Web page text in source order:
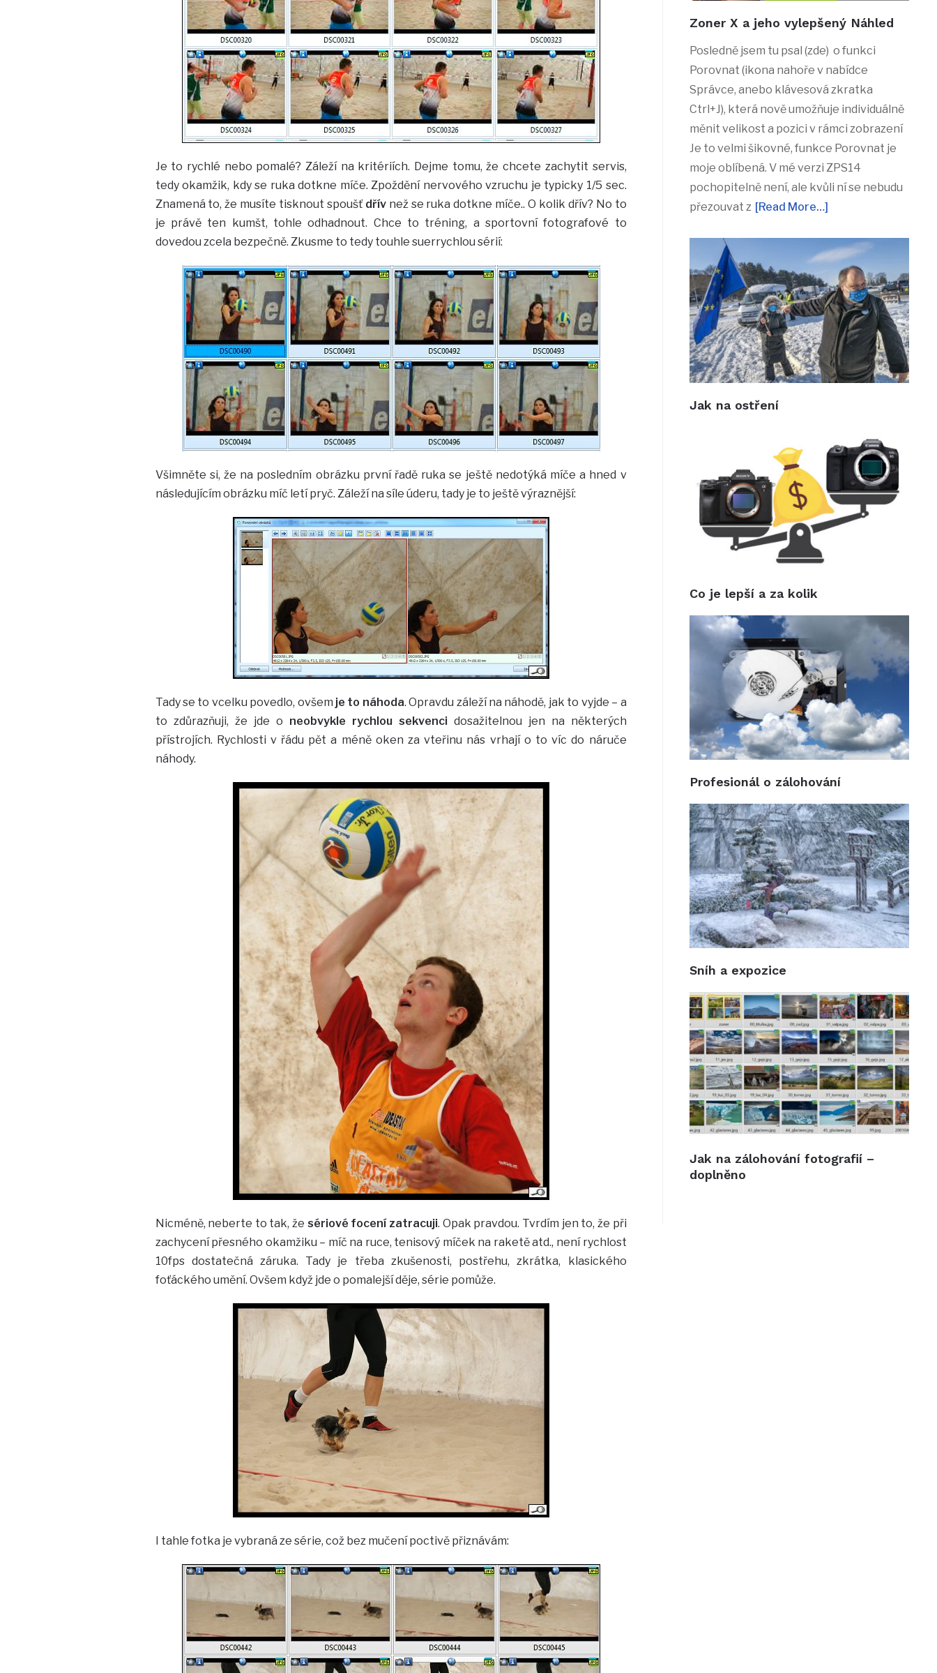
Je to rychlé nebo pomalé? Záleží na kritériích. Dejme tomu, že chcete zachytit servis,
tedy okamžik, kdy se ruka dotkne míče. Zpoždění nervového vzruchu je typicky 1/5 sec.
Znamená to, že musíte tisknout spoušť dřívnež se ruka dotkne míče.. O kolik dřív? No to
je právě ten kumšt, tohle odhadnout. Chce to tréning, a sportovní fotografové to
dovedou zcela bezpečně. Zkusme to tedy touhle suerrychlou sérií:
Všimněte si, že na posledním obrázku první řadě ruka se ještě nedotýká míče a hned v
následujícím obrázku míč letí pryč. Záleží na síle úderu, tady je to ještě výraznější:
Tady se to vcelku povedlo, ovšem je to náhoda. Opravdu záleží na náhodě, jak to vyjde – a
to zdůrazňuji, že jde o neobvykle rychlou sekvencidosažitelnou jen na některých
přístrojích. Rychlosti v řádu pět a méně oken za vteřinu nás vrhají o to víc do náruče
náhody.
Nicméně, neberte to tak, že sériové focení zatracuji. Opak pravdou. Tvrdím jen to, že při
zachycení přesného okamžiku – míč na ruce, tenisový míček na raketě atd., není rychlost
10fps dostatečná záruka. Tady je třeba zkušenosti, postřehu, zkrátka, klasického
foťáckého umění. Ovšem když jde o pomalejší děje, série pomůže.
I tahle fotka je vybraná ze série, což bez mučení poctivě přiznávám:
Zoner X a jeho vylepšený Náhled
Posledně jsem tu psal (zde) o funkci
Porovnat (ikona nahoře v nabídce
Správce, anebo klávesová zkratka
Ctrl+J), která nově umožňuje individuálně
měnit velikost a pozici v rámci zobrazení
Je to velmi šikovné, funkce Porovnat je
moje oblíbená. V mé verzi ZPS14
pochopitelně není, ale kvůli ní se nebudu
přezouvat z [Read More…]
Jak na ostření
Co je lepší a za kolik
Profesionál o zálohování
Sníh a expozice
Jak na zálohování fotografií –
doplněno